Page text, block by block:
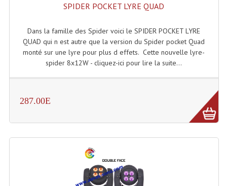
Adaptateurs Audio
Divers Bricolage
Pieces Détachées Sav
Public-Adress
Accessoires Public-Adress L100V
SPIDER POCKET LYRE QUAD
Dans la famille des Spider voici le SPIDER POCKET LYRE
QUAD qui n est autre que la version du Spider pocket Quad
monté sur une lyre pour plus d effets. Cette nouvelle lyre-
spider 8x12W - cliquez-ici pour lire la suite...
287.00E